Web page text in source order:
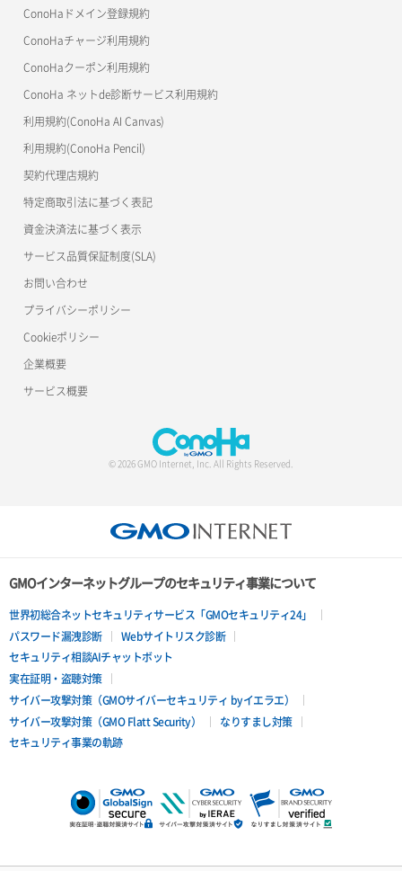
美雲このは徹底ガイド
ConoHaドメイン登録規約
ConoHaチャージ利用規約
ConoHaクーポン利用規約
ConoHa ネットde診断サービス利用規約
利用規約(ConoHa AI Canvas)
利用規約(ConoHa Pencil)
契約代理店規約
特定商取引法に基づく表記
資金決済法に基づく表示
サービス品質保証制度(SLA)
お問い合わせ
プライバシーポリシー
Cookieポリシー
企業概要
サービス概要
© 2026 GMO Internet, Inc. All Rights Reserved.
GMOインターネットグループのセキュリティ事業について
世界初総合ネットセキュリティサービス「GMOセキュリティ24」
パスワード漏洩診断
Webサイトリスク診断
セキュリティ相談AIチャットボット
実在証明・盗聴対策
サイバー攻撃対策（GMOサイバーセキュリティ byイエラエ）
サイバー攻撃対策（GMO Flatt Security）
なりすまし対策
セキュリティ事業の軌跡